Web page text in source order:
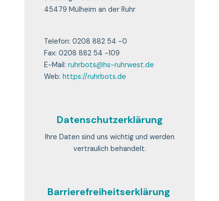
45479 Mülheim an der Ruhr
Telefon: 0208 882 54 -0
Fax: 0208 882 54 -109
E-Mail: ruhrbots@hs-ruhrwest.de
Web: https://ruhrbots.de
Datenschutzerklärung
Ihre Daten sind uns wichtig und werden
vertraulich behandelt.
Barrierefreiheitserklärung